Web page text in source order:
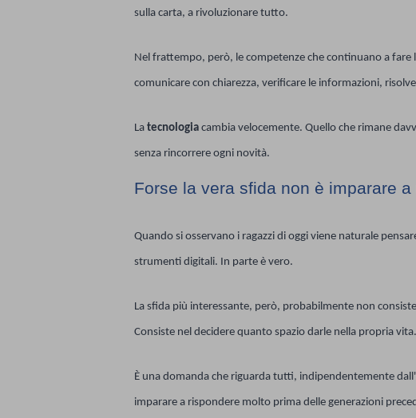
sulla carta, a rivoluzionare tutto.
Nel frattempo, però, le competenze che continuano a fare
comunicare con chiarezza, verificare le informazioni,
La tecnologia cambia velocemente. Quello che rimane
senza rincorrere ogni novità.
Forse la vera sfida non è imparare
Quando si osservano i ragazzi di oggi viene naturale
strumenti digitali. In parte è vero.
La sfida più interessante, però, probabilmente non
Consiste nel decidere quanto spazio darle nella propria vita.
È una domanda che riguarda tutti, indipendentemente
imparare a rispondere molto prima delle generazioni